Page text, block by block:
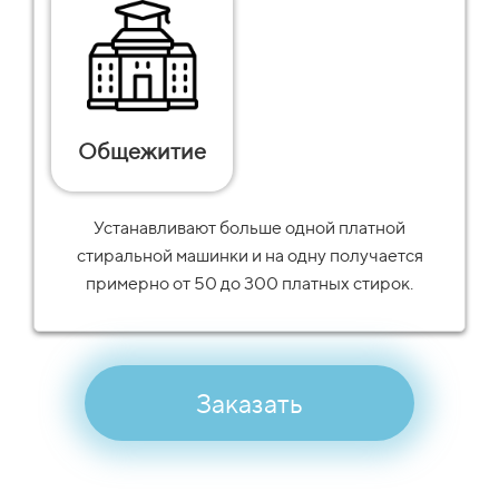
Общежитие
Устанавливают больше одной платной
стиральной машинки и на одну получается
примерно от 50 до 300 платных стирок.
Заказать